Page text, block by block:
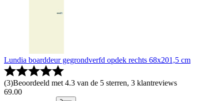
Lundia boarddeur gegrondverfd opdek rechts 68x201,5 cm
(3)Beoordeeld met 4.3 van de 5 sterren, 3 klantreviews
69.00